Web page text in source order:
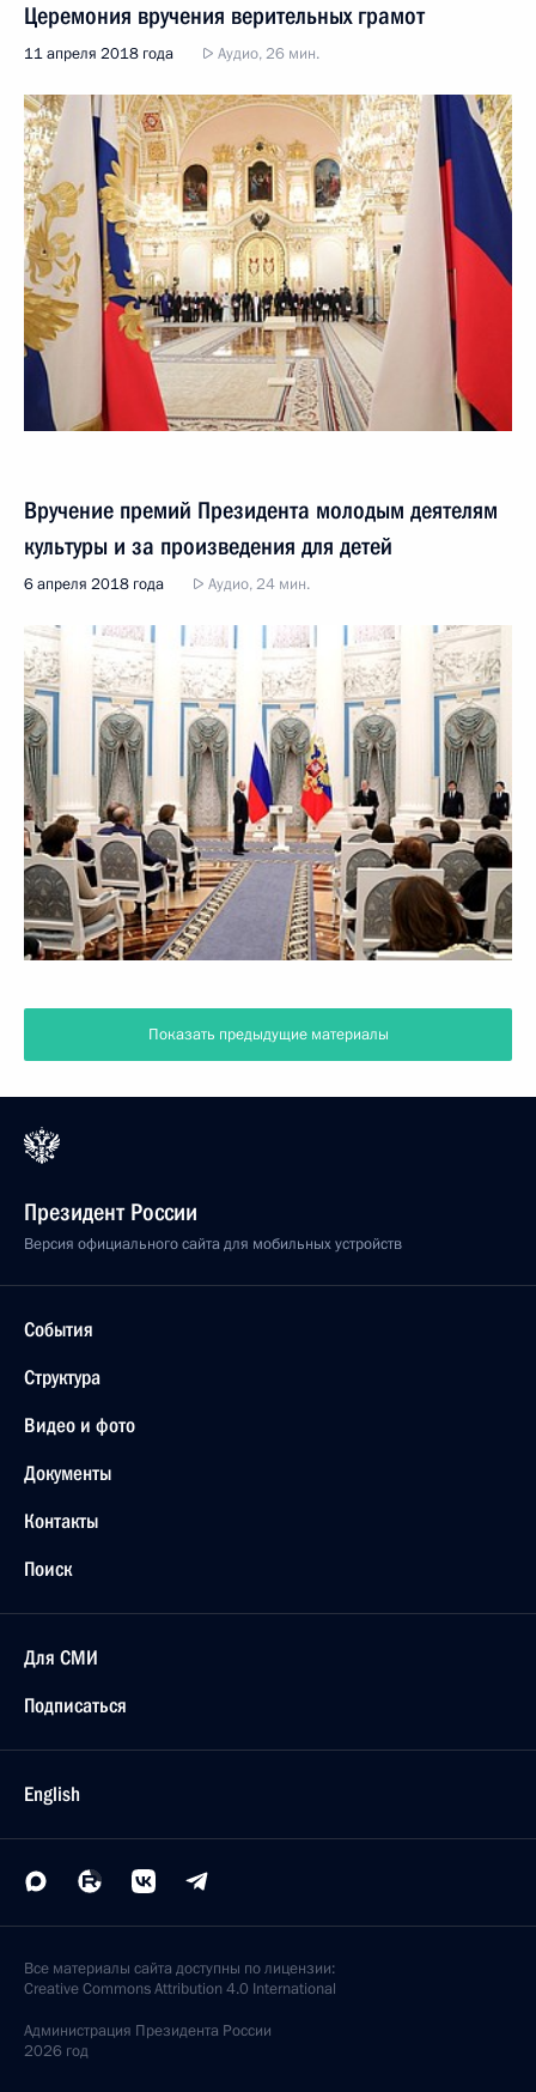
Церемония вручения верительных грамот
11 апреля 2018 года Аудио, 26 мин.
Вручение премий Президента молодым деятелям
культуры и за произведения для детей
6 апреля 2018 года Аудио, 24 мин.
Показать предыдущие материалы
Президент России
Версия официального сайта для мобильных устройств
События
Структура
Видео и фото
Документы
Контакты
Поиск
Для СМИ
Подписаться
English
Все материалы сайта доступны по лицензии:
Creative Commons Attribution 4.0 International
Администрация Президента России
2026 год